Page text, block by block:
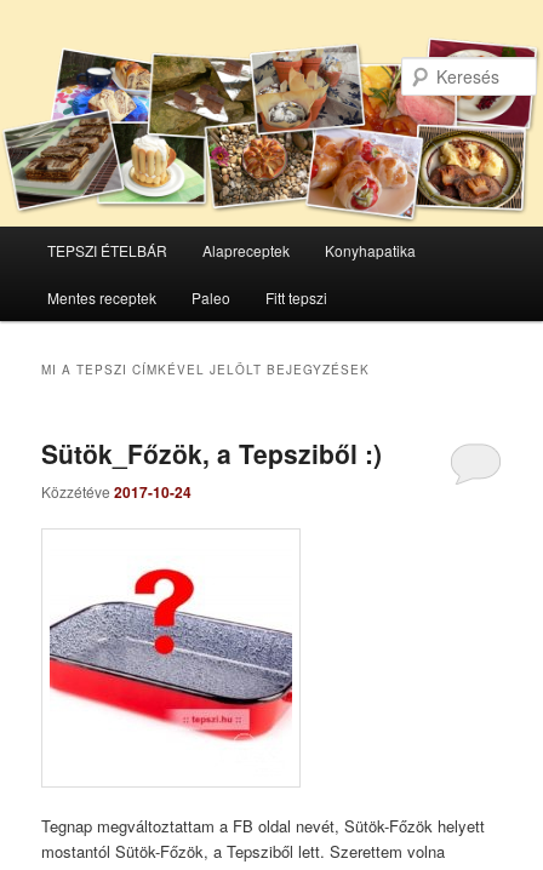
Tovább
az
Tovább
a
másodlagos
TEPSZI ÉTELBÁR Alapreceptek Konyhapatika
Mentes receptek Paleo Fitt tepszi
MI A TEPSZI CÍMKÉVEL JELÖLT BEJEGYZÉSEK
Sütök_Főzök, a Tepsziből :)
Közzétéve2017-10-24
Tegnap megváltoztattam a FB oldal nevét, Sütök-Főzök helyett
mostantól Sütök-Főzök, a Tepsziből lett. Szerettem volna